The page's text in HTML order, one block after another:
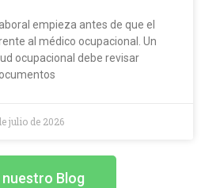
empieza antes de que el
al médico ocupacional. Un
ocupacional debe revisar
julio de 2026
Blog